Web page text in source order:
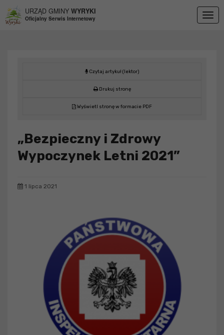
URZĄD GMINY WYRYKI
Oficjalny Serwis Internetowy
Czytaj artykuł (lektor)
Drukuj stronę
Wyświetl stronę w formacie PDF
„Bezpieczny i Zdrowy
Wypoczynek Letni 2021”
1 lipca 2021